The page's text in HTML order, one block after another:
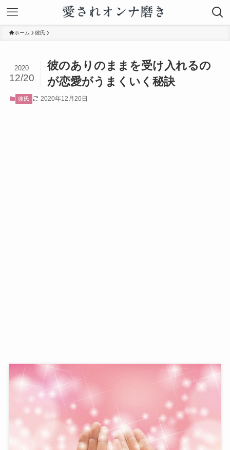
ホーム 彼氏
彼のありのままを受け入れるの
が恋愛がうまくいく秘訣
2020
12/20
彼氏 2020年12月20日